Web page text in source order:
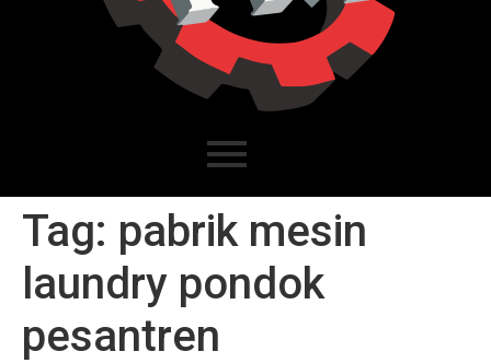
Tag: pabrik mesin
laundry pondok
pesantren